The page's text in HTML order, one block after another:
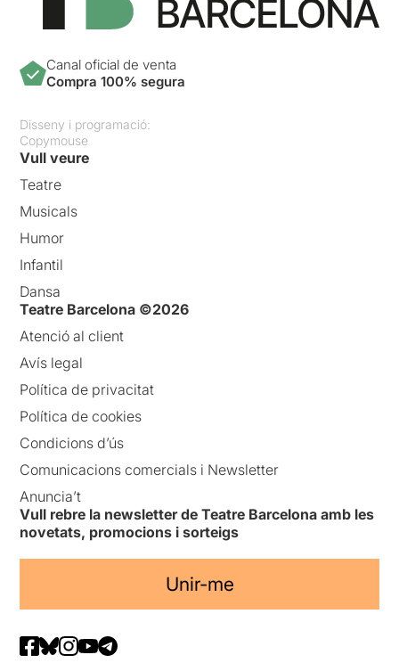
Canal oficial de venta
Compra 100% segura
Disseny i programació:
Copymouse
Vull veure
Teatre
Musicals
Humor
Infantil
Dansa
Teatre Barcelona ©2026
Atenció al client
Avís legal
Política de privacitat
Política de cookies
Condicions d’ús
Comunicacions comercials i Newsletter
Anuncia’t
Vull rebre la newsletter de Teatre Barcelona amb les
novetats, promocions i sorteigs
Unir-me